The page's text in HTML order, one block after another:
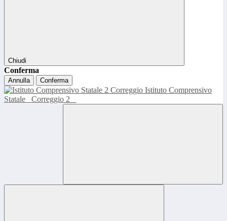
Chiudi
Conferma
Annulla Conferma
Istituto Comprensivo
Statale
Correggio 2